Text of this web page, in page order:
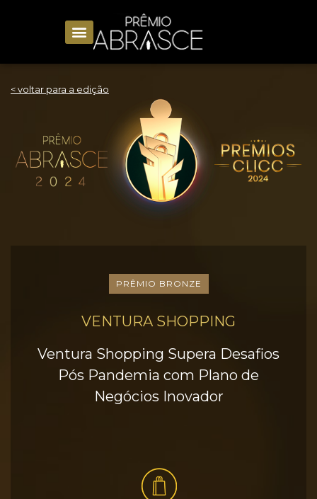
< voltar para a edição
PRÊMIO BRONZE
VENTURA SHOPPING
Ventura Shopping Supera Desafios
Pós Pandemia com Plano de
Negócios Inovador